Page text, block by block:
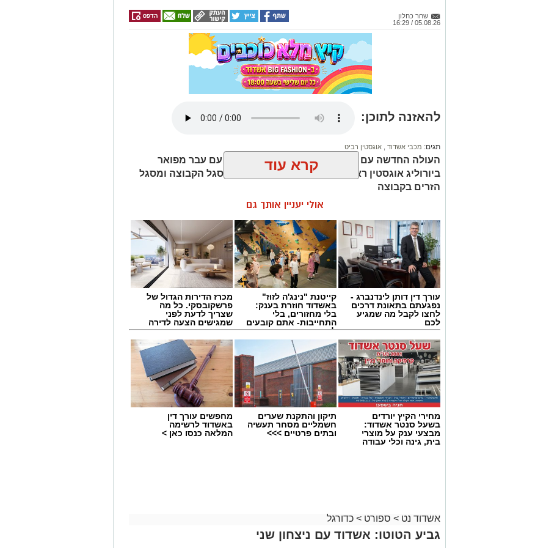
שחר כחלון
05.08.26 / 16:29
להאזנה לתוכן:
תגים: מכבי אשדוד אוגסטין רביט
העולה החדשה עם החתמה איכותית ביותר, הסנטר עם עבר מפואר
ביורוליג אוגסטין ראביט חתם בקבוצה ויהיה חלק מסגל הקבוצה ומסגל
הזרים בקבוצה
אולם הקריה
רוביט (36, 2.03 מ'), שחקן הפנים האמריקני שיכול לשחק בשתי עמדות הפנים מוכר
היטב לאוהדי הכדורסל באירופה ורשם קריירה מפוארת במהלכה שיחק בין היתר
קרא עוד
אולי יעניין אותך גם
עורך דין דותן לינדנברג -
נפגעתם בתאונת דרכים
לחצו לקבל מה שמגיע
לכם
קייטנת "נינג'ה לזוז"
באשדוד חוזרת בענק:
בלי מחזורים, בלי
התחייבות- אתם קובעים
לכמה ואיזה ימים
להירשם!
מכרז הדירות הגדול של
פרשקובסקי. כל מה
שצריך לדעת לפני
שמגישים הצעה לדירה
באשדוד
מחירי הקיץ יורדים
בשעל סנטר אשדוד:
מבצעי ענק על מוצרי
בית, גינה וכלי עבודה
תיקון והתקנת שערים
חשמליים מסחר תעשיה
ובתים פרטיים >>>
מחפשים עורך דין
באשדוד לרשימה
המלאה כנסו כאן >
אשדוד נט > ספורט > כדורגל
גביע הטוטו: אשדוד עם ניצחון שני